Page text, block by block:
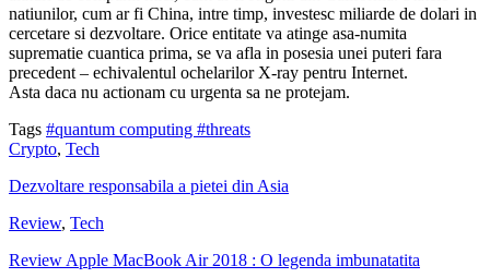
natiunilor, cum ar fi China, intre timp, investesc miliarde de dolari in
cercetare si dezvoltare. Orice entitate va atinge asa-numita
suprematie cuantica prima, se va afla in posesia unei puteri fara
precedent – echivalentul ochelarilor X-ray pentru Internet.
Asta daca nu actionam cu urgenta sa ne protejam.
Tags #quantum computing #threats
Crypto, Tech
Dezvoltare responsabila a pietei din Asia
Review, Tech
Review Apple MacBook Air 2018 : O legenda imbunatatita